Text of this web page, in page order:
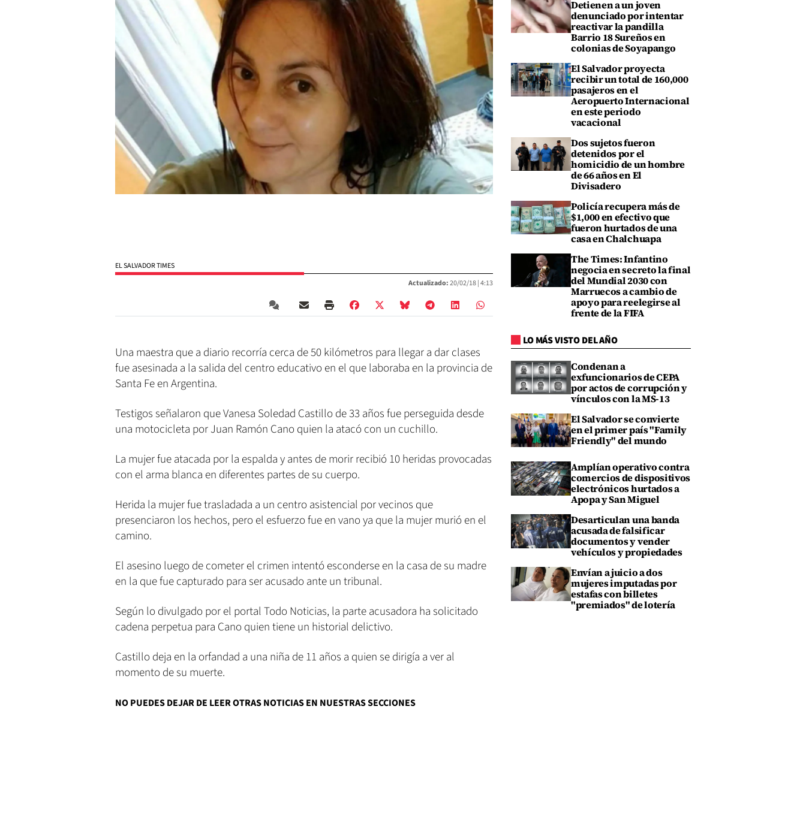
EL SALVADOR TIMES
Actualizado:20/02/18 |4:13
Una maestra que a diario recorría cerca de 50 kilómetros para llegar a dar clases
fue asesinada a la salida del centro educativo en el que laboraba en la provincia de
Santa Fe en Argentina.
Testigos señalaron que Vanesa Soledad Castillo de 33 años fue perseguida desde
una motocicleta por Juan Ramón Cano quien la atacó con un cuchillo.
La mujer fue atacada por la espalda y antes de morir recibió 10 heridas provocadas
con el arma blanca en diferentes partes de su cuerpo.
Herida la mujer fue trasladada a un centro asistencial por vecinos que
presenciaron los hechos, pero el esfuerzo fue en vano ya que la mujer murió en el
camino.
El asesino luego de cometer el crimen intentó esconderse en la casa de su madre
en la que fue capturado para ser acusado ante un tribunal.
Según lo divulgado por el portal Todo Noticias, la parte acusadora ha solicitado
cadena perpetua para Cano quien tiene un historial delictivo.
Castillo deja en la orfandad a una niña de 11 años a quien se dirigía a ver al
momento de su muerte.
NO PUEDES DEJAR DE LEER OTRAS NOTICIAS EN NUESTRAS SECCIONES
Detienen a un joven
denunciado por intentar
reactivar la pandilla
Barrio 18 Sureños en
colonias de Soyapango
El Salvador proyecta
recibir un total de 160,000
pasajeros en el
Aeropuerto Internacional
en este periodo
vacacional
Dos sujetos fueron
detenidos por el
homicidio de un hombre
de 66 años en El
Divisadero
Policía recupera más de
$1,000 en efectivo que
fueron hurtados de una
casa en Chalchuapa
The Times: Infantino
negocia en secreto la final
del Mundial 2030 con
Marruecos a cambio de
apoyo para reelegirse al
frente de la FIFA
LO MÁS VISTO DEL AÑO
Condenan a
exfuncionarios de CEPA
por actos de corrupción y
vínculos con la MS-13
El Salvador se convierte
en el primer país "Family
Friendly" del mundo
Amplían operativo contra
comercios de dispositivos
electrónicos hurtados a
Apopa y San Miguel
Desarticulan una banda
acusada de falsificar
documentos y vender
vehículos y propiedades
Envían a juicio a dos
mujeres imputadas por
estafas con billetes
"premiados" de lotería